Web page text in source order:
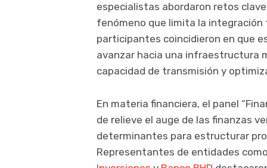
especialistas abordaron retos
fenómeno que limita la integración
participantes coincidieron en que
avanzar hacia una infraestructura
capacidad de transmisión y
En materia financiera, el panel
de relieve el auge de las finanzas
determinantes para estructurar
Representantes de entidades como